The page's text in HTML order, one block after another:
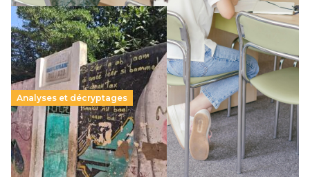
Analyses et décryptages
258 millions d’enfants victimes de la guerre, des
chocs climatiques et des déplacements de
population